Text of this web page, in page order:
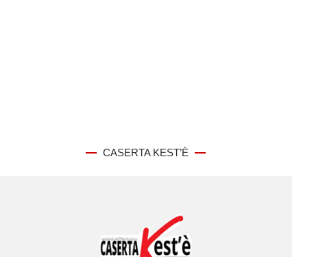
CASERTA KEST’È